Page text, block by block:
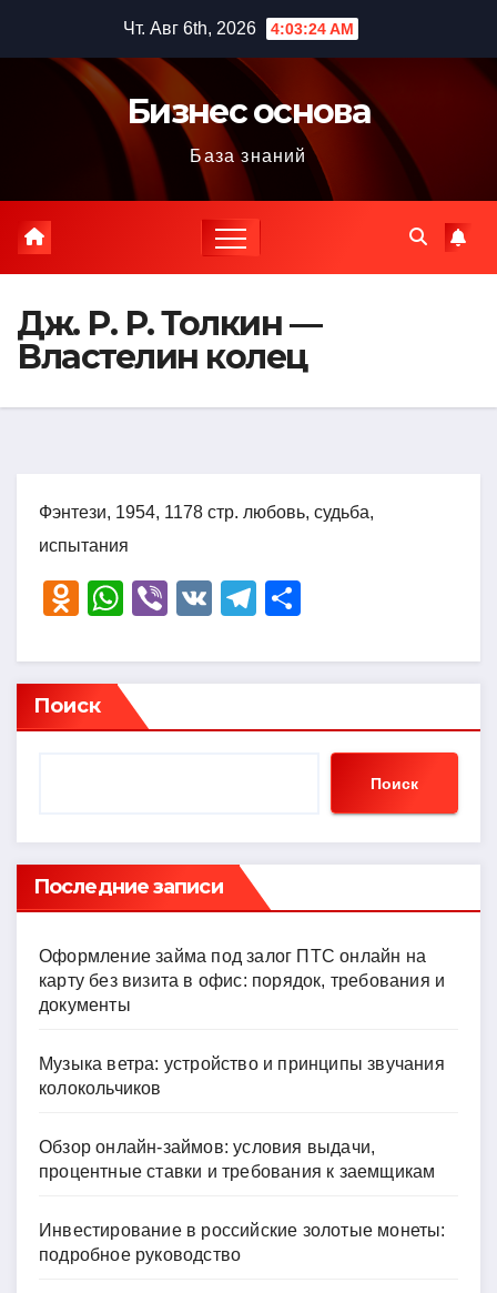
содержимому
Чт. Авг 6th, 2026 4:03:25 AM
Бизнес основа
База знаний
Дж. Р. Р. Толкин —
Властелин колец
Фэнтези, 1954, 1178 стр. любовь, судьба,
испытания
O
n
o
kl
ni
ki
W
at
s
A
Vi
er
V
T
e
a
р
в
ть
Поиск
Поиск
Последние записи
Оформление займа под залог ПТС онлайн на
карту без визита в офис: порядок, требования и
документы
Музыка ветра: устройство и принципы звучания
колокольчиков
Обзор онлайн-займов: условия выдачи,
процентные ставки и требования к заемщикам
Инвестирование в российские золотые монеты:
подробное руководство